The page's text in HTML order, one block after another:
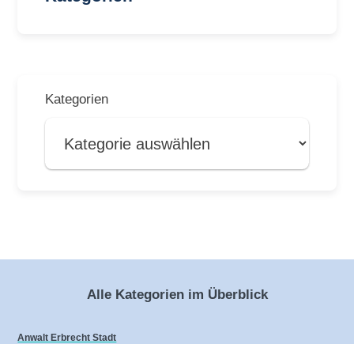
Kategorien
Alle Kategorien im Überblick
Anwalt Erbrecht Stadt